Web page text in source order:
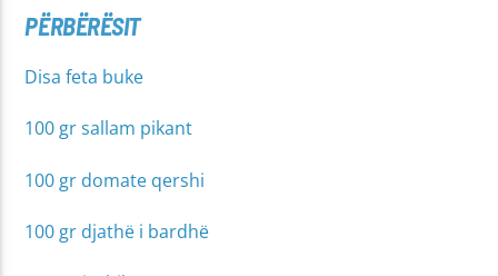
PËRBËRËSIT
Disa feta buke
100 gr sallam pikant
100 gr domate qershi
100 gr djathë i bardhë